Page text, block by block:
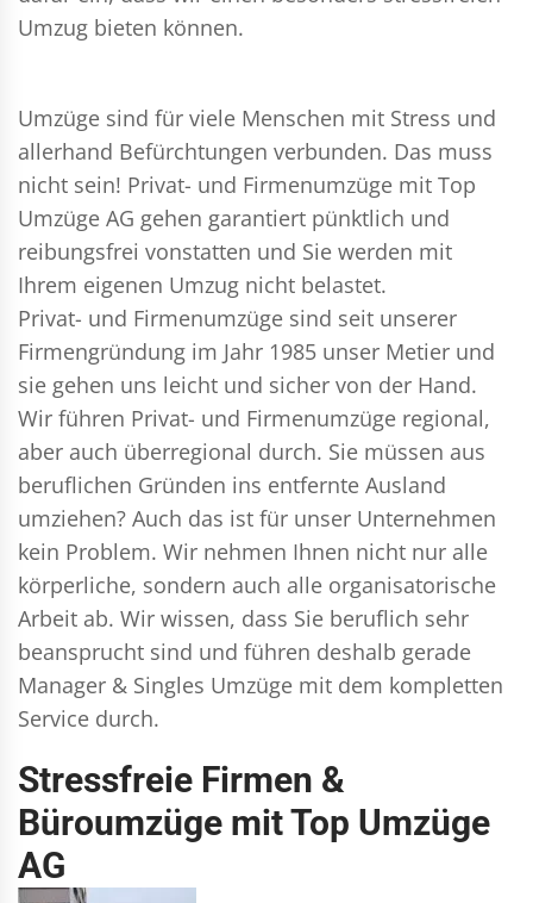
Umzug bieten können.
Umzüge sind für viele Menschen mit Stress und
allerhand Befürchtungen verbunden. Das muss
nicht sein! Privat- und Firmenumzüge mit Top
Umzüge AG gehen garantiert pünktlich und
reibungsfrei vonstatten und Sie werden mit
Ihrem eigenen Umzug nicht belastet.
Privat- und Firmenumzüge sind seit unserer
Firmengründung im Jahr 1985 unser Metier und
sie gehen uns leicht und sicher von der Hand.
Wir führen Privat- und Firmenumzüge regional,
aber auch überregional durch. Sie müssen aus
beruflichen Gründen ins entfernte Ausland
umziehen? Auch das ist für unser Unternehmen
kein Problem. Wir nehmen Ihnen nicht nur alle
körperliche, sondern auch alle organisatorische
Arbeit ab. Wir wissen, dass Sie beruflich sehr
beansprucht sind und führen deshalb gerade
Manager & Singles Umzüge mit dem kompletten
Service durch.
Stressfreie Firmen &
Büroumzüge mit Top Umzüge
AG